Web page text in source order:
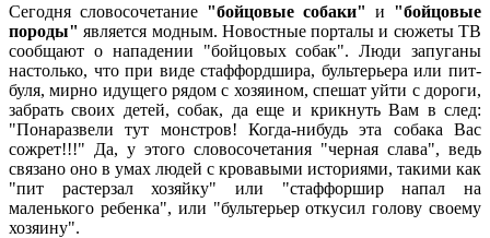
Сегодня словосочетание "бойцовые собаки" и "бойцовые
породы" является модным. Новостные порталы и сюжеты ТВ
сообщают о нападении "бойцовых собак". Люди запуганы
настолько, что при виде стаффордшира, бультерьера или пит-
буля, мирно идущего рядом с хозяином, спешат уйти с дороги,
забрать своих детей, собак, да еще и крикнуть Вам в след:
"Понаразвели тут монстров! Когда-нибудь эта собака Вас
сожрет!!!" Да, у этого словосочетания "черная слава", ведь
связано оно в умах людей с кровавыми историями, такими как
"пит растерзал хозяйку" или "стаффоршир напал на
маленького ребенка", или "бультерьер откусил голову своему
хозяину".